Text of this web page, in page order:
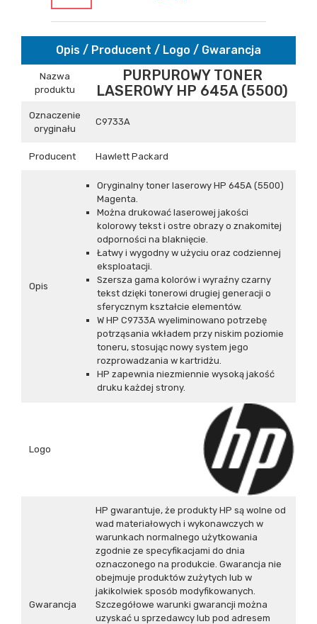
Opis / Producent / Logo / Gwarancja
Nazwa
produktu
PURPUROWY TONER
LASEROWY HP 645A (5500)
Oznaczenie
oryginału
C9733A
Producent Hawlett Packard
Opis
Oryginalny toner laserowy HP 645A (5500)
Magenta.
Można drukować laserowej jakości
kolorowy tekst i ostre obrazy o znakomitej
odporności na blaknięcie.
Łatwy i wygodny w użyciu oraz codziennej
eksploatacji.
Szersza gama kolorów i wyraźny czarny
tekst dzięki tonerowi drugiej generacji o
sferycznym kształcie elementów.
W HP C9733A wyeliminowano potrzebę
potrząsania wkładem przy niskim poziomie
toneru, stosując nowy system jego
rozprowadzania w kartridżu.
HP zapewnia niezmiennie wysoką jakość
druku każdej strony.
Logo
Gwarancja
HP gwarantuje, że produkty HP są wolne od
wad materiałowych i wykonawczych w
warunkach normalnego użytkowania
zgodnie ze specyfikacjami do dnia
oznaczonego na produkcie. Gwarancja nie
obejmuje produktów zużytych lub w
jakikolwiek sposób modyfikowanych.
Szczegółowe warunki gwarancji można
uzyskać u sprzedawcy lub pod adresem